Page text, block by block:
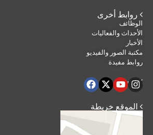
 روابط أخرى
الوظائف
الأحداث والفعاليات
الأخبار
مكتبة الصور والفيديو
روابط مفيدة
 تابعنا
 الموقع خريطة